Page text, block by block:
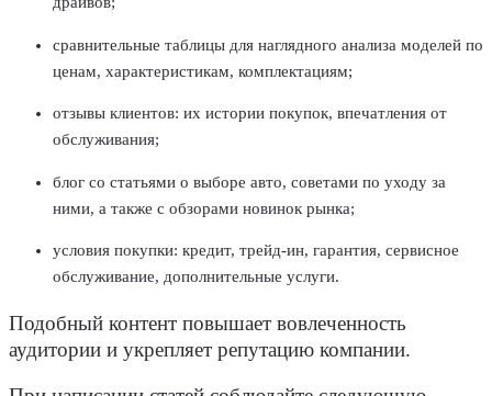
сравнительные таблицы для наглядного анализа моделей по
ценам, характеристикам, комплектациям;
отзывы клиентов: их истории покупок, впечатления от
обслуживания;
блог со статьями о выборе авто, советами по уходу за
ними, а также с обзорами новинок рынка;
условия покупки: кредит, трейд-ин, гарантия, сервисное
обслуживание, дополнительные услуги.
Подобный контент повышает вовлеченность
аудитории и укрепляет репутацию компании.